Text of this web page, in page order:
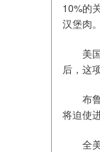
10%的
汉堡肉
美国
后，这
布鲁
将迫使
全美